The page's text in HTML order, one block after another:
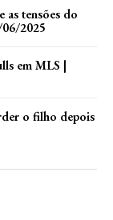
as tensões do
2025
em MLS |
o filho depois